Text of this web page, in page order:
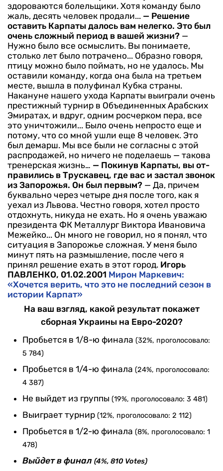
здороваются болельщи­ки. Хотя команду было
жаль, десять человек продали... — Решение
оставить Карпа­ты далось вам нелегко. Это был
очень сложный период в вашей жизни? —
Нужно было все осмыслить. Вы понимаете,
столько лет было потрачено... Образно говоря,
птицу можно было поймать, но не удалось. Мы
оставили коман­ду, когда она была на третьем
месте, вышла в полуфинал Куб­ка страны.
Накануне нашего ухода Карпаты выиграли очень
престижный турнир в Объеди­ненных Арабских
Эмиратах, и вдруг, одним росчерком пера, все
это уничтожили... Было очень непросто еще и
потому, что со мной ушли еще 8 человек. Это
был демарш. Мы все были не со­гласны с этой
распродажей, но ничего не поделаешь — такова
тренерская жизнь… — Покинув Карпаты, вы от­
правились в Трускавец, где вас и застал звонок
из Запорожья. Он был первым? — Да, причем
буквально через четыре дня после того, как я
уехал из Львова. Честно говоря, хотел просто
отдохнуть, никуда не ехать. Но я очень уважаю
пре­зидента ФК Металлург Виктора Ивановича
Межейко... Он много не говорил, но я понял, что
ситу­ация в Запорожье сложная. У ме­ня было
минут пять на размыш­ление, после чего я
принял реше­ние ехать в этот город. Игорь
ПАВЛЕНКО, 01.02.2001 Мирон Маркевич:
«Хочется верить, что это не последний сезон в
истории Карпат»
На ваш взгляд, какой результат покажет
сборная Украины на Евро-2020?
Пробьется в 1/8-ю финала (32%, проголосовало:
5 784)
Пробьется в 1/4-ю финала (24%, проголосовало:
4 387)
Не выйдет из группы (19%, проголосовало: 3 481)
Выиграет турнир (12%, проголосовало: 2 112)
Пробьется в 1/2-ю финала (8%, проголосовало: 1
478)
Выйдет в финал (4%, 810 Votes)